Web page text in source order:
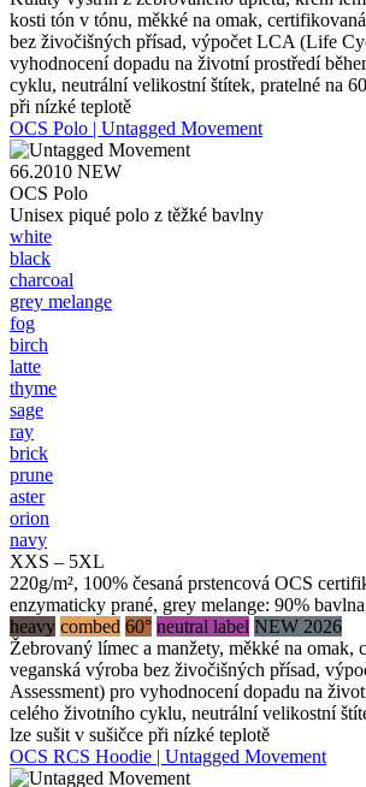
kosti tón v tónu, měkké na omak,
bez živočišných přísad, výpočet LCA (Life
vyhodnocení dopadu na životní prostředí
cyklu, neutrální velikostní štítek, pratelné na
při nízké teplotě
OCS Polo | Untagged Movement
66.2010 NEW
OCS Polo
Unisex piqué polo z těžké bavlny
white
black
charcoal
grey melange
fog
birch
latte
thyme
sage
ray
brick
prune
aster
orion
navy
XXS – 5XL
220g/m², 100% česaná prstencová OCS
enzymaticky prané, grey melange: 90%
heavy combed 60° neutral label NEW 2026
Žebrovaný límec a manžety, měkké na omak,
veganská výroba bez živočišných přísad,
Assessment) pro vyhodnocení dopadu na
celého životního cyklu, neutrální velikostní
lze sušit v sušičce při nízké teplotě
OCS RCS Hoodie | Untagged Movement